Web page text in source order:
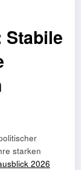
Stabile
starken
2026